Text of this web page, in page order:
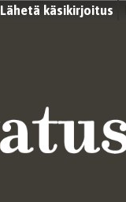
Lähetä käsikirjoitus